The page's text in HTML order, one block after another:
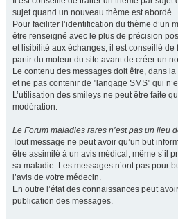
sujet quand un nouveau thème est abordé.
Pour faciliter l’identification du thème d’un
être renseigné avec le plus de précision
et lisibilité aux échanges, il est conseillé
partir du moteur du site avant de créer un
Le contenu des messages doit être, dans
et ne pas contenir de "langage SMS" qui
L’utilisation des smileys ne peut être faite
modération.
Le Forum maladies rares n’est pas un lieu
Tout message ne peut avoir qu’un but
être assimilé à un avis médical, même s’il
sa maladie. Les messages n’ont pas pour
l’avis de votre médecin.
En outre l’état des connaissances peut
publication des messages.